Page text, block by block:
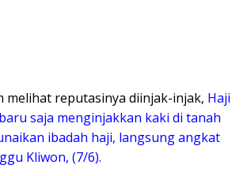
melihat reputasinya diinjak-injak, Haji
saja menginjakkan kaki di tanah
ibadah haji, langsung angkat
Kliwon, (7/6).